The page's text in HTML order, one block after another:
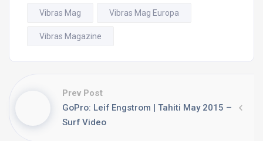
Vibras Mag Vibras Mag Europa
Vibras Magazine
Prev Post
GoPro: Leif Engstrom | Tahiti May 2015 –
Surf Video